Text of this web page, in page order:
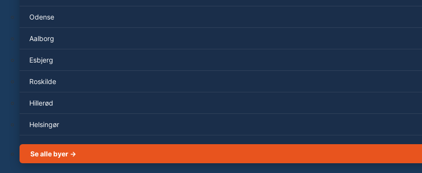
Odense
Aalborg
Esbjerg
Roskilde
Hillerød
Helsingør
Se alle byer →